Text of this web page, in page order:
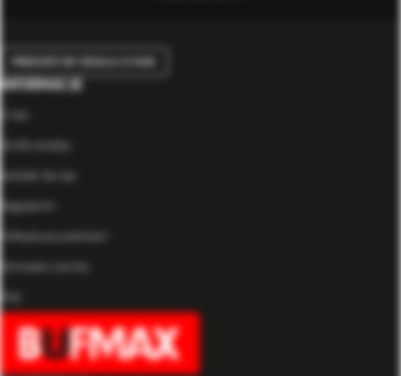
PRZEJDŹ DO DZIAŁU O NAS
INFORMACJE
O nas
Strefa wiedzy
Kontakt do nas
Regulamin
Polityka prywatności
Formularz zwrotu